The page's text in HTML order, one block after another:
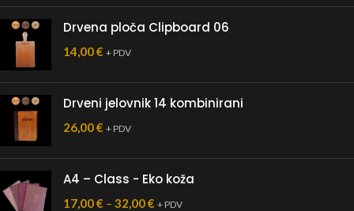
Drvena ploča Clipboard 06
14,00€ + PDV
Drveni jelovnik 14 kombinirani
26,00€ + PDV
A4 – Class - Eko koža
17,00€ – 32,00€ + PDV